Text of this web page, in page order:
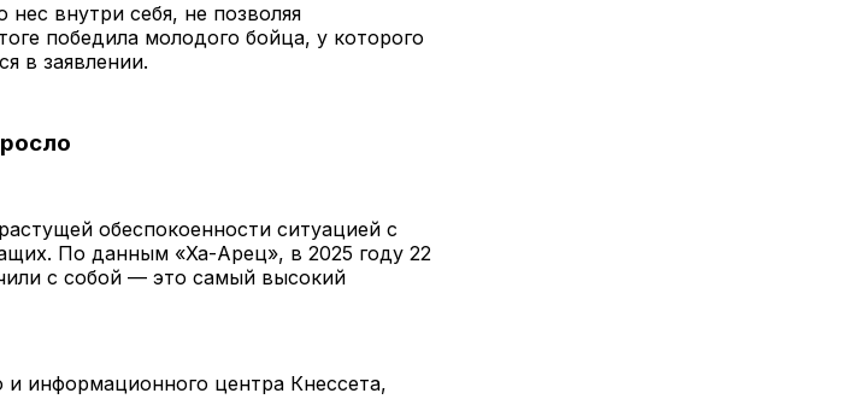
внутри себя, не позволяя
победила молодого бойца, у которого
в заявлении.
обеспокоенности ситуацией с
По данным «Ха-Арец», в 2025 году 22
с собой — это самый высокий
и информационного центра Кнессета,